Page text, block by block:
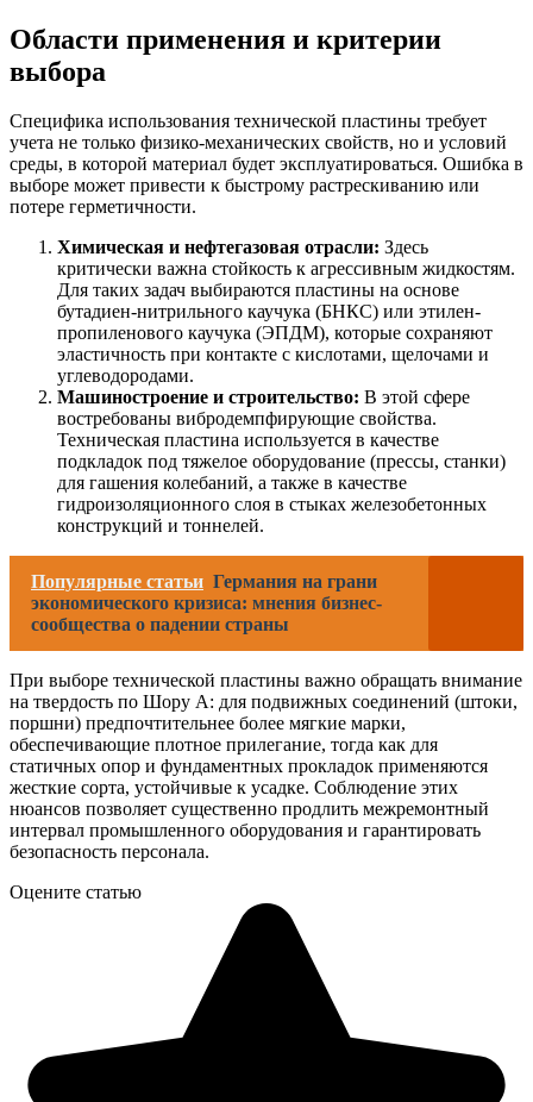
Области применения и критерии
выбора
Специфика использования технической пластины требует
учета не только физико-механических свойств, но и условий
среды, в которой материал будет эксплуатироваться. Ошибка в
выборе может привести к быстрому растрескиванию или
потере герметичности.
Химическая и нефтегазовая отрасли: Здесь
критически важна стойкость к агрессивным жидкостям.
Для таких задач выбираются пластины на основе
бутадиен-нитрильного каучука (БНКС) или этилен-
пропиленового каучука (ЭПДМ), которые сохраняют
эластичность при контакте с кислотами, щелочами и
углеводородами.
Машиностроение и строительство: В этой сфере
востребованы вибродемпфирующие свойства.
Техническая пластина используется в качестве
подкладок под тяжелое оборудование (прессы, станки)
для гашения колебаний, а также в качестве
гидроизоляционного слоя в стыках железобетонных
конструкций и тоннелей.
Популярные статьи Германия на грани
экономического кризиса: мнения бизнес-
сообщества о падении страны
При выборе технической пластины важно обращать внимание
на твердость по Шору А: для подвижных соединений (штоки,
поршни) предпочтительнее более мягкие марки,
обеспечивающие плотное прилегание, тогда как для
статичных опор и фундаментных прокладок применяются
жесткие сорта, устойчивые к усадке. Соблюдение этих
нюансов позволяет существенно продлить межремонтный
интервал промышленного оборудования и гарантировать
безопасность персонала.
Оцените статью